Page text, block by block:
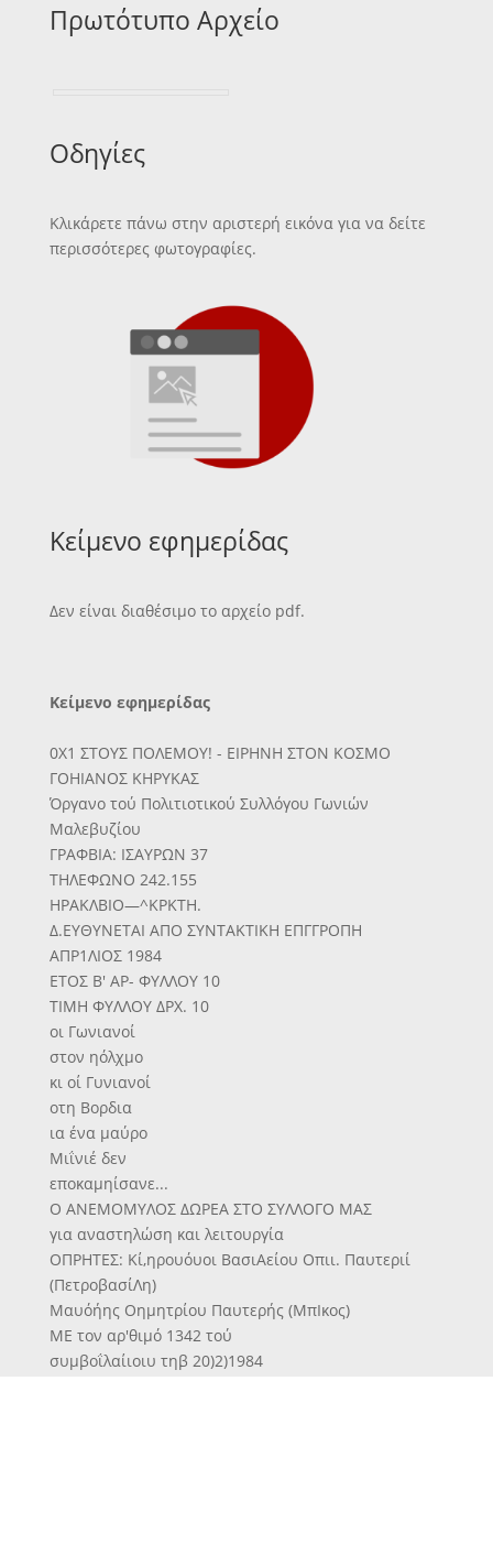
Πρωτότυπο Αρχείο
Οδηγίες
Κλικάρετε πάνω στην αριστερή εικόνα για να δείτε
περισσότερες φωτογραφίες.
Κείμενο εφημερίδας
Δεν είναι διαθέσιμο το αρχείο pdf.
Κείμενο εφημερίδας
0X1 ΣΤΟΥΣ ΠΟΛΕΜΟΥ! - ΕΙΡΗΝΗ ΣΤΟΝ ΚΟΣΜΟ
ΓΟΗΙΑΝΟΣ ΚΗΡΥΚΑΣ
Όργανο τού Πολιτιοτικού Συλλόγου Γωνιών
Μαλεβυζίου
ΓΡΑΦΒΙΑ: ΙΣΑΥΡΩΝ 37
ΤΗΛΕΦΩΝΟ 242.155
ΗΡΑΚΛΒΙΟ—^ΚΡΚΤΗ.
Δ.ΕΥΘΥΝΕΤΑΙ ΑΠΟ ΣΥΝΤΑΚΤΙΚΗ ΕΠΓΓΡΟΠΗ
ΑΠΡ1ΛΙΟΣ 1984
ΕΤΟΣ Β' ΑΡ- ΦΥΛΛΟΥ 10
ΤΙΜΗ ΦΥΛΛΟΥ ΔΡΧ. 10
οι Γωνιανοί
στον ηόλχμο
κι οί Γυνιανοί
οτη Βορδια
ια ένα μαύρο
Μιΐνιέ δεν
εποκαμηίσανε...
Ο ΑΝΕΜΟΜΥΛΟΣ ΔΩΡΕΑ ΣΤΟ ΣΥΛΛΟΓΟ ΜΑΣ
για αναστηλώση και λειτουργία
ΟΠΡΗΤΕΣ: Κί,ηρουόυοι ΒασιΑείου Οπιι. Παυτεριί
(ΠετροβασίΛη)
Μαυόήης Οημητρίου Παυτερής (ΜπΙκος)
ΜΕ τον αρ'θιμό 1342 τού
συμβοΐλαίιοιυ τηβ 20)2)1984